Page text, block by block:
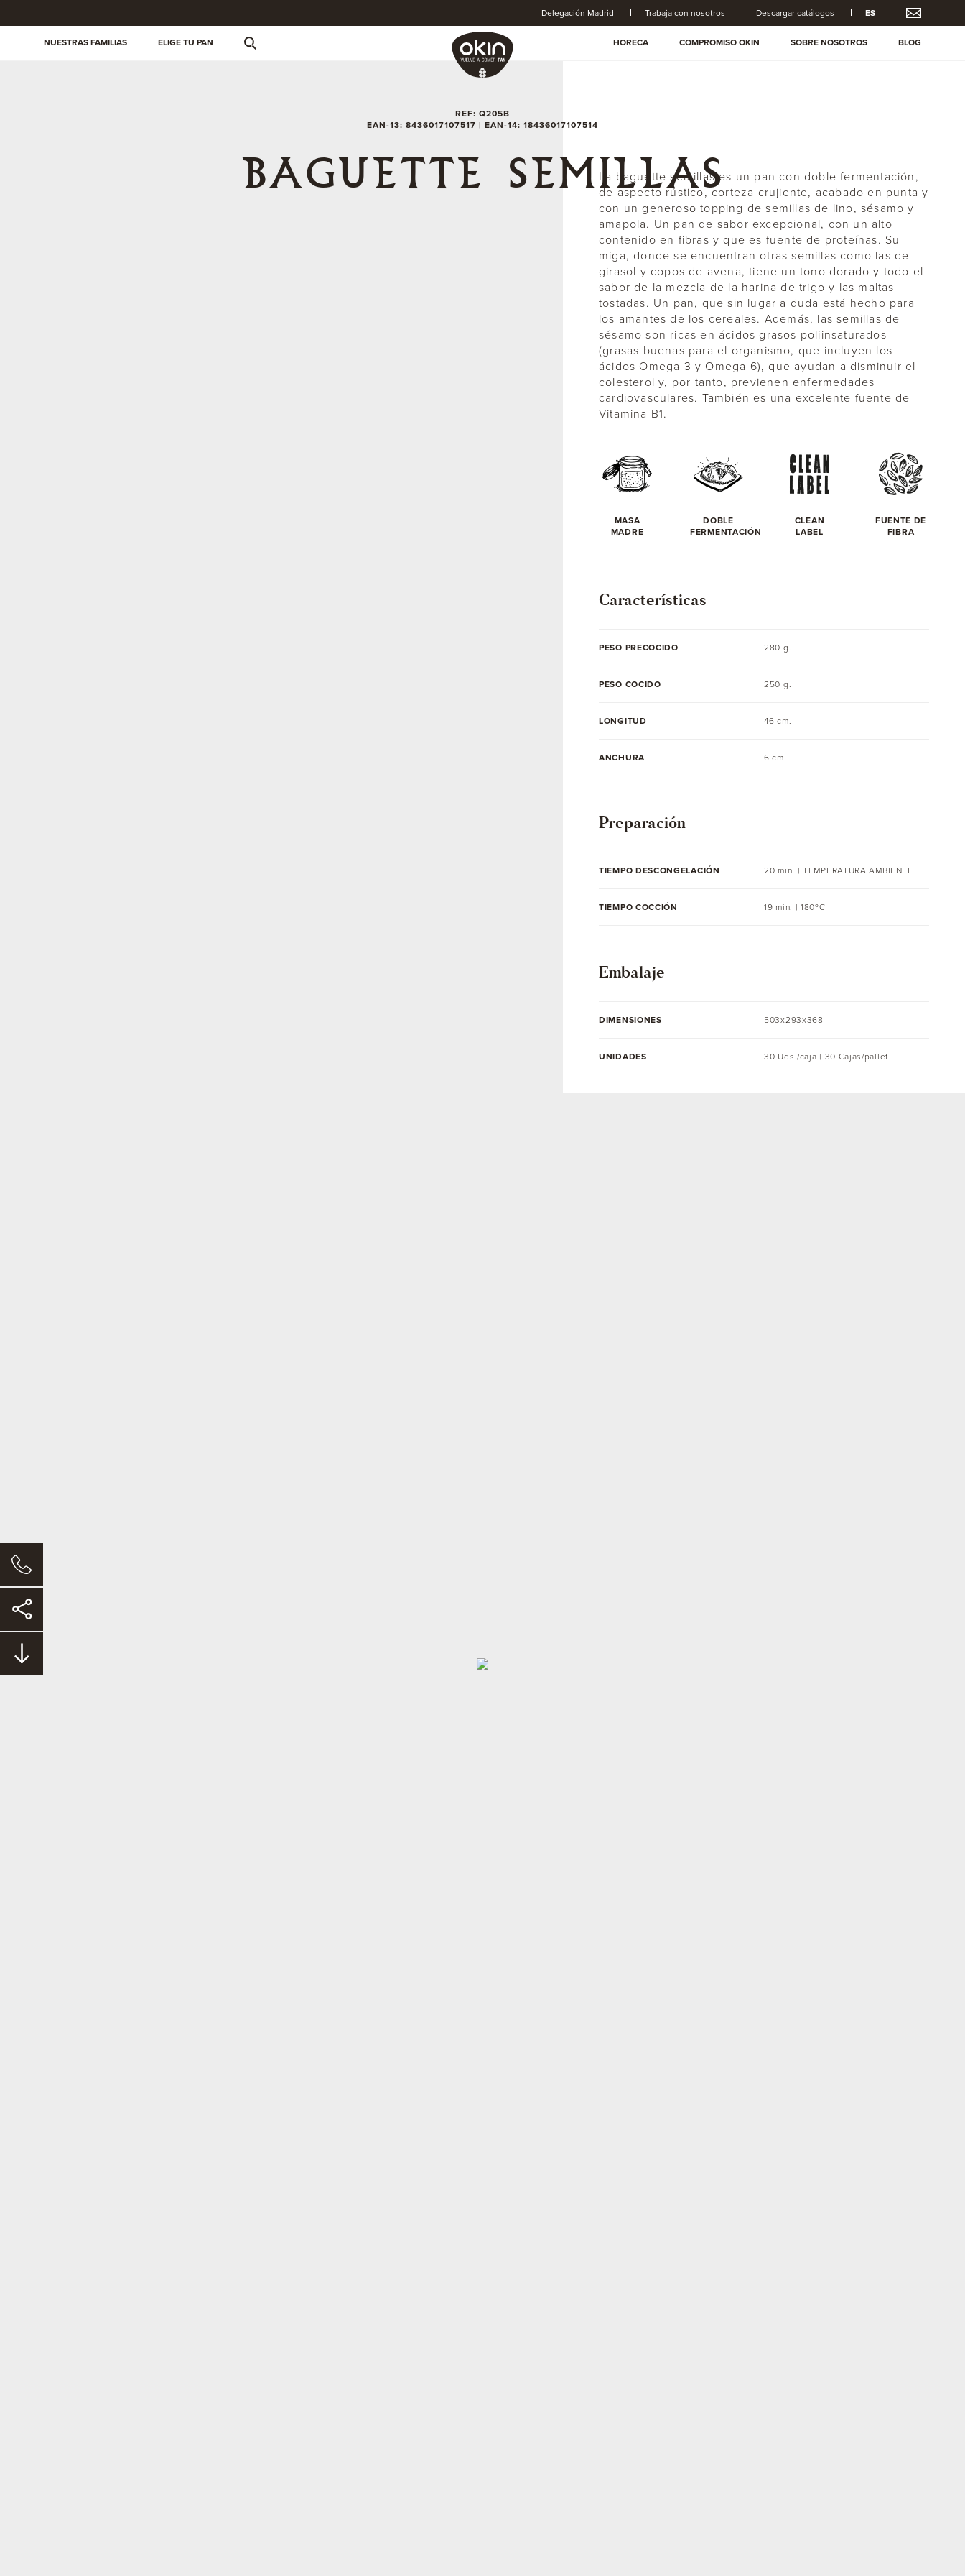
Delegación Madrid Trabaja con nosotros Descargar catálogos ES
NUESTRAS FAMILIAS ELIGE TU PAN HORECA COMPROMISO OKIN SOBRE NOSOTROS BLOG
REF: Q205B
EAN-13: 8436017107517 | EAN-14: 18436017107514
BAGUETTE SEMILLASLa baguette semillas es un pan con doble fermentación,
de aspecto rústico, corteza crujiente, acabado en punta y
con un generoso topping de semillas de lino, sésamo y
amapola. Un pan de sabor excepcional, con un alto
contenido en fibras y que es fuente de proteínas. Su
miga, donde se encuentran otras semillas como las de
girasol y copos de avena, tiene un tono dorado y todo el
sabor de la mezcla de la harina de trigo y las maltas
tostadas. Un pan, que sin lugar a duda está hecho para
los amantes de los cereales. Además, las semillas de
sésamo son ricas en ácidos grasos poliinsaturados
(grasas buenas para el organismo, que incluyen los
ácidos Omega 3 y Omega 6), que ayudan a disminuir el
colesterol y, por tanto, previenen enfermedades
cardiovasculares. También es una excelente fuente de
Vitamina B1.
MASA
MADRE
DOBLE
FERMENTACIÓN
CLEAN
LABEL
FUENTE DE
FIBRA
Características
PESO PRECOCIDO 280 g.
PESO COCIDO 250 g.
LONGITUD 46 cm.
ANCHURA 6 cm.
Preparación
TIEMPO DESCONGELACIÓN 20 min. |TEMPERATURA AMBIENTE
TIEMPO COCCIÓN 19 min. | 180ºC
Embalaje
DIMENSIONES 503x293x368
UNIDADES 30 Uds./caja | 30 Cajas/pallet